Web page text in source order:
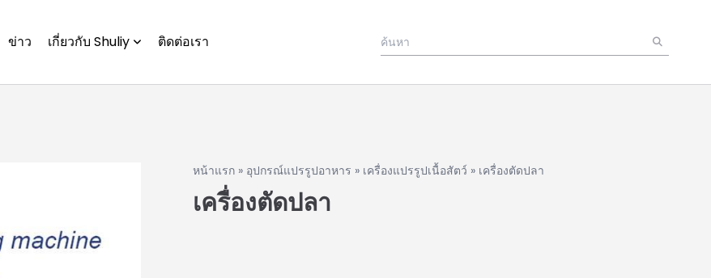
ข่าว เกี่ยวกับ Shuliy ติดต่อเรา
หน้าแรก » อุปกรณ์แปรรูปอาหาร » เครื่องแปรรูปเนื้อสัตว์ » เครื่องตัดปลา
เครื่องตัดปลา